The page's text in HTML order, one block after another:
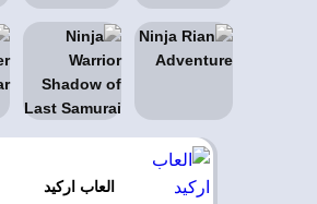
العاب اركيد